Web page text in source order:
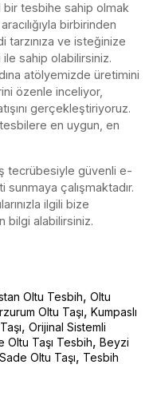
bir tesbihe sahip olmak
birbirinden
tarzınıza ve isteğinize
sahip olabilirsiniz.
atölyemizde üretimini
özenle inceliyor,
gerçekleştiriyoruz.
en uygun, en
tecrübesiyle güvenli e-
sunmaya çalışmaktadır.
ilgili bize
bilgi alabilirsiniz.
Oltu Tesbih, Oltu
Oltu Taşı, Kumpaslı
, Orijinal Sistemli
Oltu Taşı Tesbih, Beyzi
Sade Oltu Taşı, Tesbih